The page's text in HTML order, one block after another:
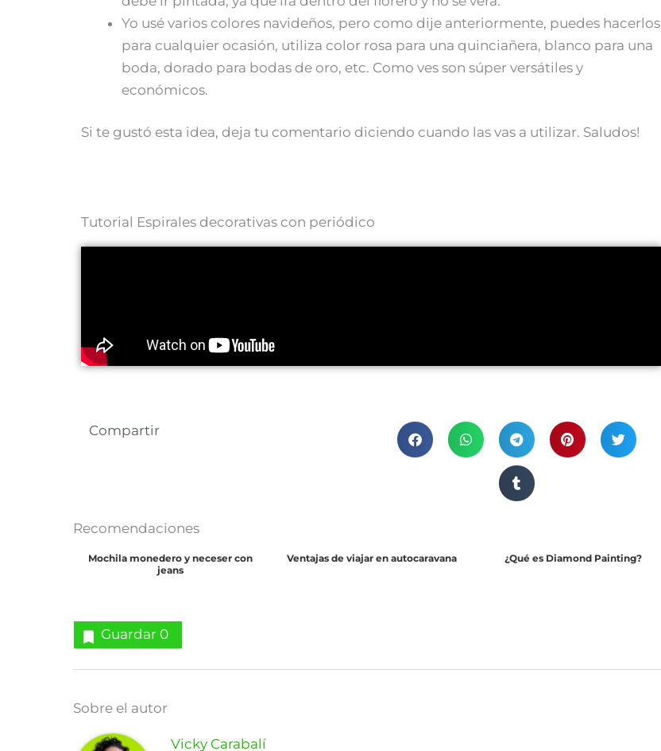
Yo usé varios colores navideños, pero como dije anteriormente, puedes hacerlos
para cualquier ocasión, utiliza color rosa para una quinciañera, blanco para una
boda, dorado para bodas de oro, etc. Como ves son súper versátiles y
económicos.
Si te gustó esta idea, deja tu comentario diciendo cuando las vas a utilizar. Saludos!
Tutorial Espirales decorativas con periódico
Compartir
Recomendaciones
Mochila monedero y neceser con
jeans
Ventajas de viajar en autocaravana ¿Qué es Diamond Painting?
Guardar 0
Sobre el autor
Vicky Carabalí